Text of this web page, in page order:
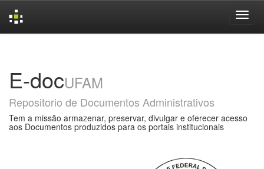
E-docUFAM
Repositorio de Documentos Administrativos
Tem a missão armazenar, preservar, divulgar e oferecer acesso
aos Documentos produzidos para os portais institucionais